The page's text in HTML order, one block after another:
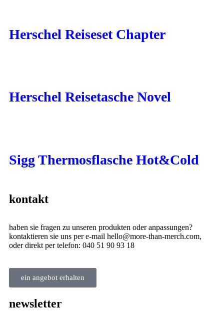
Herschel Reiseset Chapter
Herschel Reisetasche Novel
Sigg Thermosflasche Hot&Cold
kontakt
haben sie fragen zu unseren produkten oder anpassungen?
kontaktieren sie uns per e-mail hello@more-than-merch.com,
oder direkt per telefon: 040 51 90 93 18
ein angebot erhalten
newsletter